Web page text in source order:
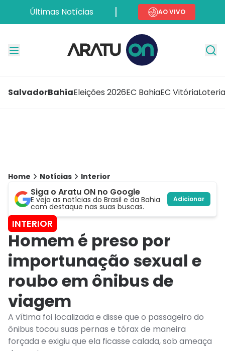
Últimas Notícias AO VIVO
SalvadorBahiaEleições 2026EC BahiaEC Vitória
Home Notícias Interior
Siga o Aratu ON no Google
E veja as notícias do Brasil e da Bahia
com destaque nas suas buscas.
Adicionar
INTERIOR
Homem é preso por
importunação sexual e
roubo em ônibus de
viagem
A vítima foi localizada e disse que o passageiro do
ônibus tocou suas pernas e tórax de maneira
forçada e exigiu que ela ficasse calada, sob ameaça